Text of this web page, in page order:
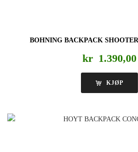
BOHNING BACKPACK
kr 1.390,00
KJØP